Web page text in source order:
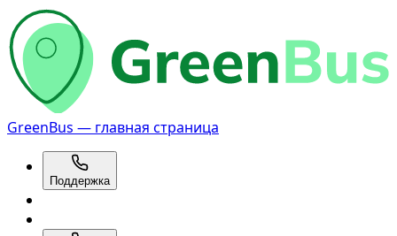
GreenBus — главная страница
Поддержка